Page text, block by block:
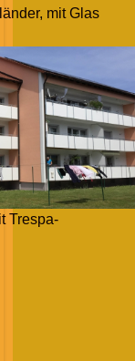
mit Glas
Trespa-